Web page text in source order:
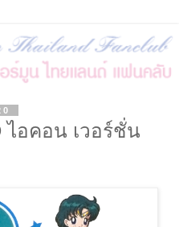
ไอคอน เวอร์ชั่น